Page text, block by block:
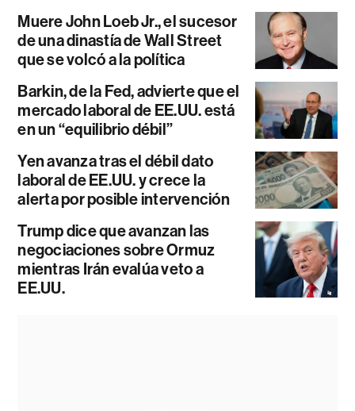
Muere John Loeb Jr., el sucesor
de una dinastía de Wall Street
que se volcó a la política
Barkin, de la Fed, advierte que el
mercado laboral de EE.UU. está
en un “equilibrio débil”
Yen avanza tras el débil dato
laboral de EE.UU. y crece la
alerta por posible intervención
Trump dice que avanzan las
negociaciones sobre Ormuz
mientras Irán evalúa veto a
EE.UU.